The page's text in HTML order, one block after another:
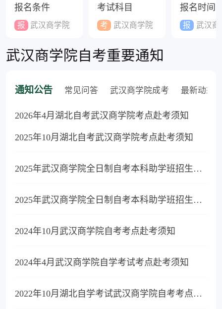
报名条件
报 武汉商学院
考试科目
考 武汉商学院
报名时间
报 武汉商
武汉商学院自考重要通知
通知公告 常见问答 武汉商学院成考 最新动态
2026年4月湖北自考武汉商学院考点赴考须知
2025年10月湖北自考武汉商学院考点赴考须知
2025年武汉商学院全日制自考本科助学班招生简章
2025年武汉商学院全日制自考本科助学班招生简章
2024年10月武汉商学院自考考点赴考须知
2024年4月武汉商学院自学考试考点赴考须知
2022年10月湖北自学考试武汉商学院自考考点赴考须知